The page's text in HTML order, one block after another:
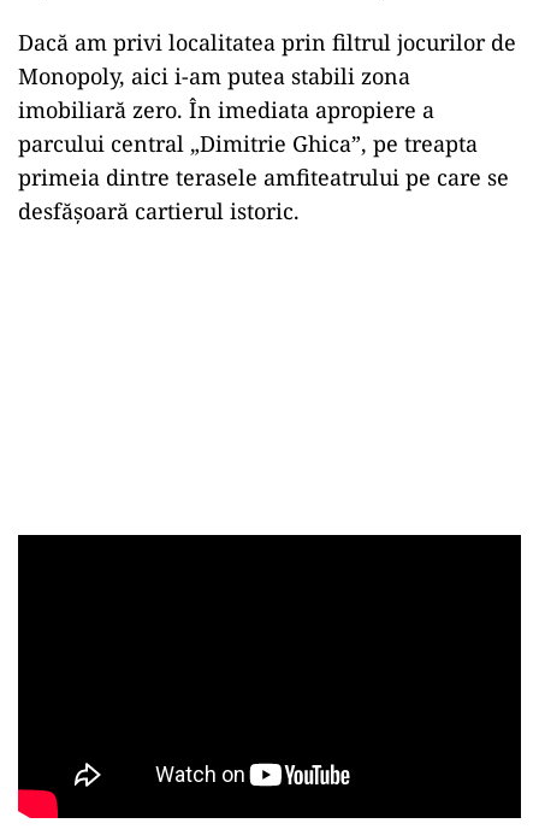
Dacă am privi localitatea prin filtrul jocurilor de
Monopoly, aici i-am putea stabili zona
imobiliară zero. În imediata apropiere a
parcului central „Dimitrie Ghica”, pe treapta
primeia dintre terasele amfiteatrului pe care se
desfășoară cartierul istoric.